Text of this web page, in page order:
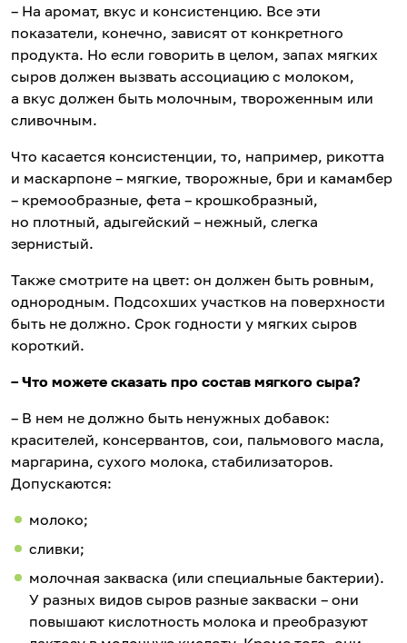
– На аромат, вкус и консистенцию. Все эти
показатели, конечно, зависят от конкретного
продукта. Но если говорить в целом, запах мягких
сыров должен вызвать ассоциацию с молоком,
а вкус должен быть молочным, твороженным или
сливочным.
Что касается консистенции, то, например, рикотта
и маскарпоне – мягкие, творожные, бри и камамбер
– кремообразные, фета – крошкобразный,
но плотный, адыгейский – нежный, слегка
зернистый.
Также смотрите на цвет: он должен быть ровным,
однородным. Подсохших участков на поверхности
быть не должно. Срок годности у мягких сыров
короткий.
– Что можете сказать про состав мягкого сыра?
– В нем не должно быть ненужных добавок:
красителей, консервантов, сои, пальмового масла,
маргарина, сухого молока, стабилизаторов.
Допускаются:
молоко;
сливки;
молочная закваска (или специальные бактерии).
У разных видов сыров разные закваски – они
повышают кислотность молока и преобразуют